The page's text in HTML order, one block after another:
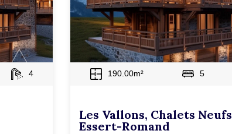
4 190.00m² 5
Les Vallons, Chalets Neufs
Essert-Romand